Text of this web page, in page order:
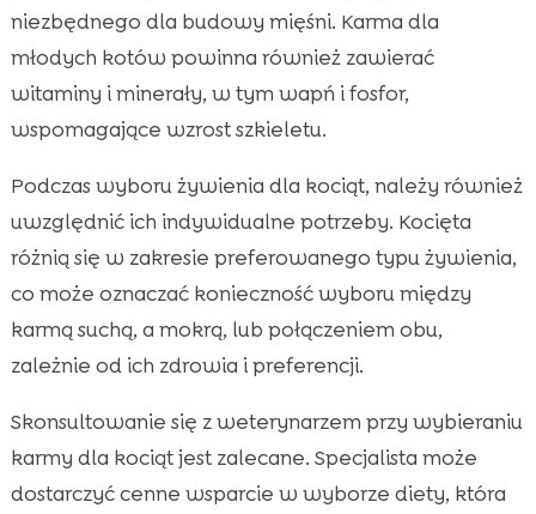
niezbędnego dla budowy mięśni. Karma dla
młodych kotów powinna również zawierać
witaminy i minerały, w tym wapń i fosfor,
wspomagające wzrost szkieletu.
Podczas wyboru żywienia dla kociąt, należy również
uwzględnić ich indywidualne potrzeby. Kocięta
różnią się w zakresie preferowanego typu żywienia,
co może oznaczać konieczność wyboru między
karmą suchą, a mokrą, lub połączeniem obu,
zależnie od ich zdrowia i preferencji.
Skonsultowanie się z weterynarzem przy wybieraniu
karmy dla kociąt jest zalecane. Specjalista może
dostarczyć cenne wsparcie w wyborze diety, która